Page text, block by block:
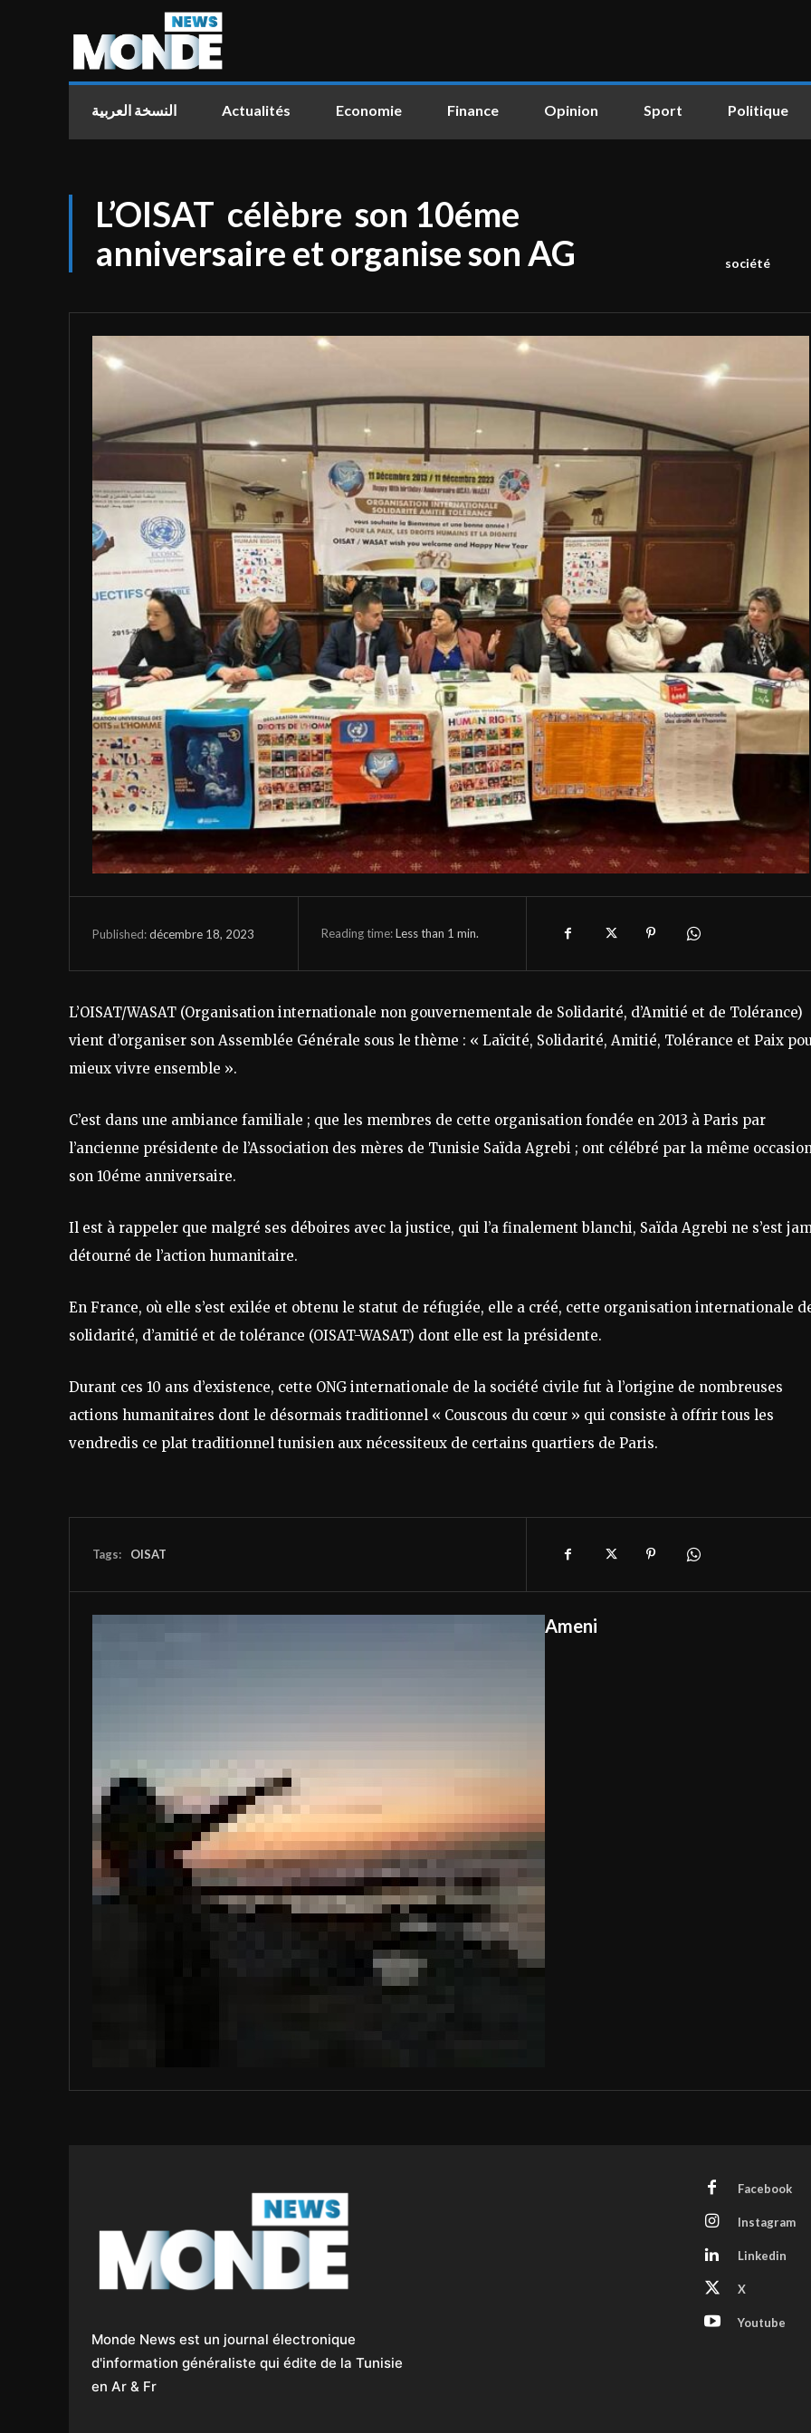
النسخة العربية Actualités Economie Finance Opinion Sport Politique
L’OISAT célèbre son 10éme
anniversaire et organise son AG
société
Published:décembre 18, 2023 Reading time:Less than 1 min.
L’OISAT/WASAT (Organisation internationale non gouvernementale de Solidarité, d’Amitié et de Tolérance)
vient d’organiser son Assemblée Générale sous le thème : « Laïcité, Solidarité, Amitié, Tolérance et Paix
mieux vivre ensemble ».
C’est dans une ambiance familiale ; que les membres de cette organisation fondée en 2013 à Paris par
l’ancienne présidente de l’Association des mères de Tunisie Saïda Agrebi ; ont célébré par la même
son 10éme anniversaire.
Il est à rappeler que malgré ses déboires avec la justice, qui l’a finalement blanchi, Saïda Agrebi ne s’est
détourné de l’action humanitaire.
En France, où elle s’est exilée et obtenu le statut de réfugiée, elle a créé, cette organisation internationale
solidarité, d’amitié et de tolérance (OISAT-WASAT) dont elle est la présidente.
Durant ces 10 ans d’existence, cette ONG internationale de la société civile fut à l’origine de nombreuses
actions humanitaires dont le désormais traditionnel « Couscous du cœur » qui consiste à offrir tous les
vendredis ce plat traditionnel tunisien aux nécessiteux de certains quartiers de Paris.
Tags: OISAT
Ameni
Monde News est un journal électronique
d'information généraliste qui édite de la Tunisie
en Ar & Fr
Facebook
Instagram
Linkedin
X
Youtube